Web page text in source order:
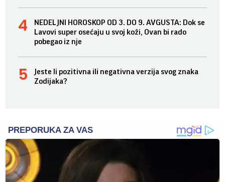
NEDELJNI HOROSKOP OD 3. DO 9. AVGUSTA: Dok se
Lavovi super osećaju u svoj koži, Ovan bi rado
pobegao iz nje
Jeste li pozitivna ili negativna verzija svog znaka
Zodijaka?